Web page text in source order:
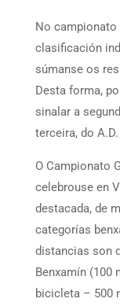
No
clasificación
súmanse os
Desta forma,
sinalar a
terceira, do
O Campionato
celebrouse en
destacada, de
categorías
distancias son
Benxamín
bicicleta – 500